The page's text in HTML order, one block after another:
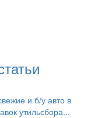
и б/у авто в
утильсбора...